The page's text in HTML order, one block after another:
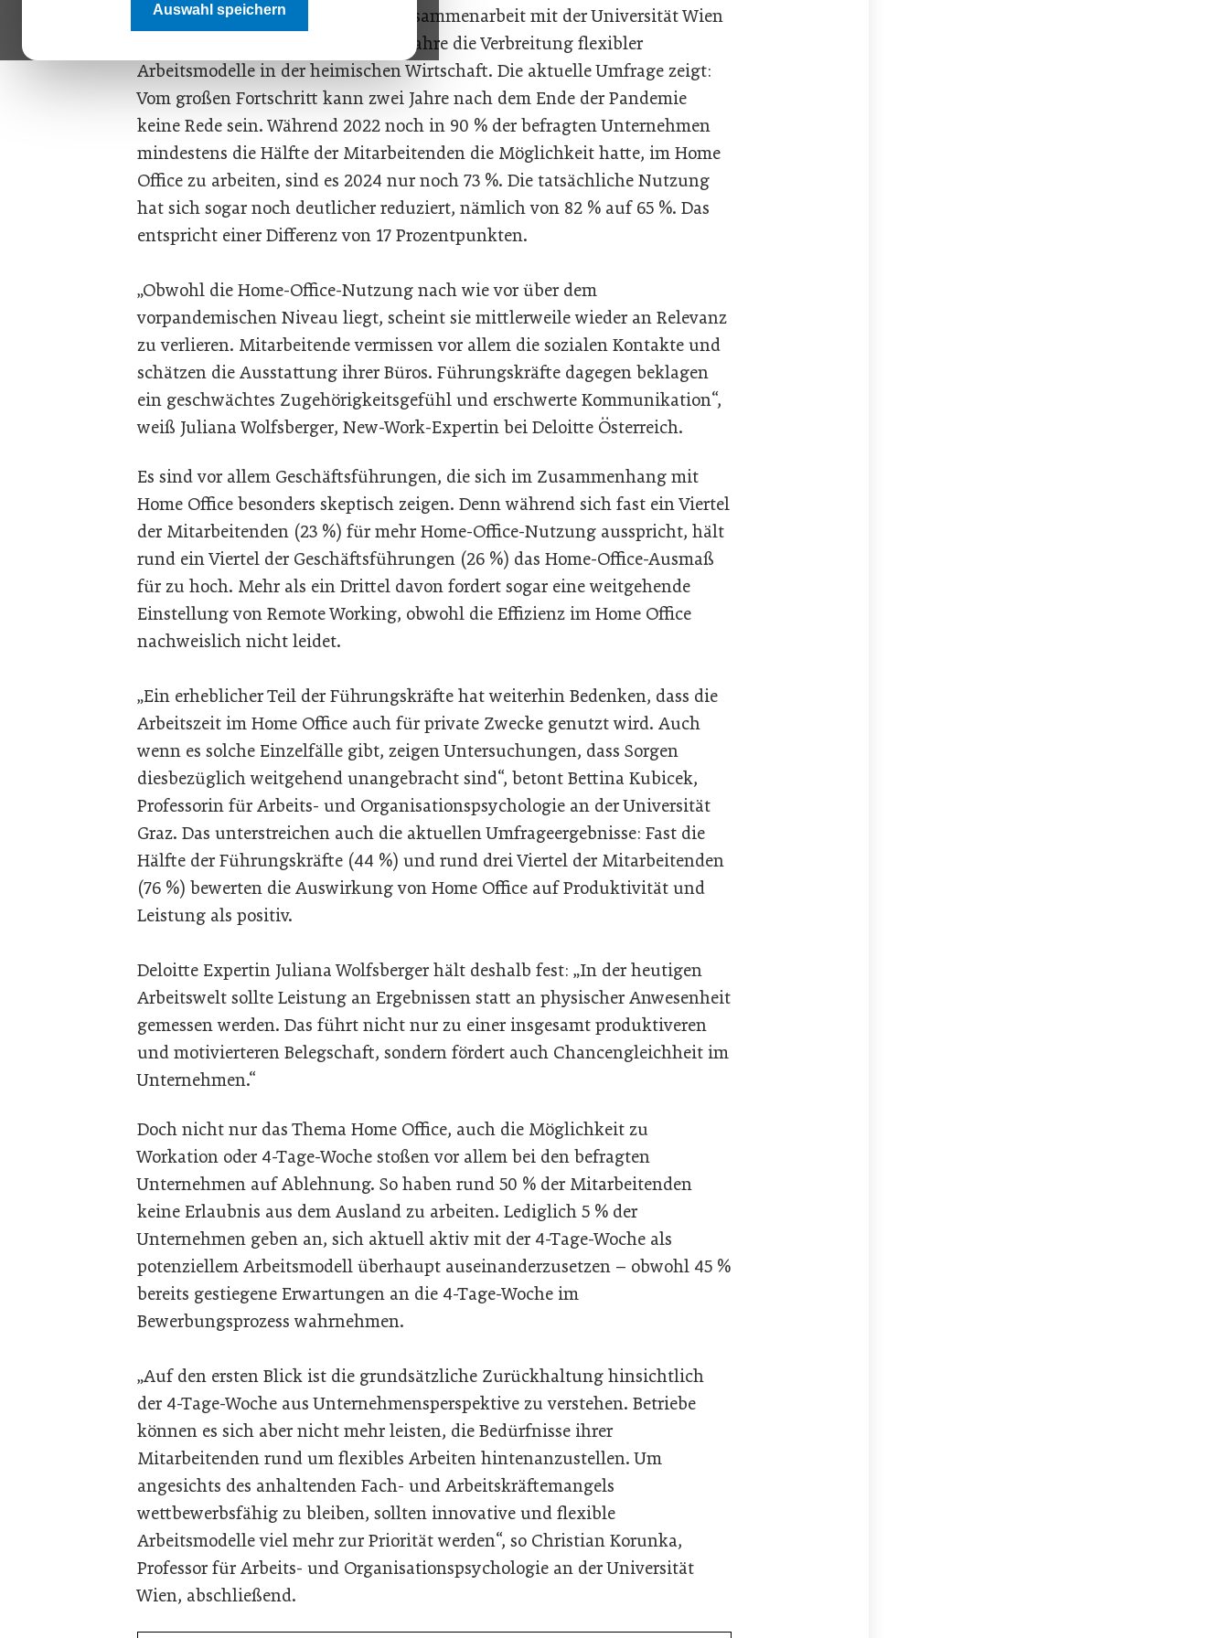
Auswahl speichern
Deloitte Österreich analysiert in Zusammenarbeit mit der Universität Wien
und der Universität Graz alle zwei Jahre die Verbreitung flexibler
Arbeitsmodelle in der heimischen Wirtschaft. Die aktuelle Umfrage zeigt:
Vom großen Fortschritt kann zwei Jahre nach dem Ende der Pandemie
keine Rede sein. Während 2022 noch in 90 % der befragten Unternehmen
mindestens die Hälfte der Mitarbeitenden die Möglichkeit hatte, im Home
Office zu arbeiten, sind es 2024 nur noch 73 %. Die tatsächliche Nutzung
hat sich sogar noch deutlicher reduziert, nämlich von 82 % auf 65 %. Das
entspricht einer Differenz von 17 Prozentpunkten.
„Obwohl die Home-Office-Nutzung nach wie vor über dem
vorpandemischen Niveau liegt, scheint sie mittlerweile wieder an Relevanz
zu verlieren. Mitarbeitende vermissen vor allem die sozialen Kontakte und
schätzen die Ausstattung ihrer Büros. Führungskräfte dagegen beklagen
ein geschwächtes Zugehörigkeitsgefühl und erschwerte Kommunikation“,
weiß Juliana Wolfsberger, New-Work-Expertin bei Deloitte Österreich.
Es sind vor allem Geschäftsführungen, die sich im Zusammenhang mit
Home Office besonders skeptisch zeigen. Denn während sich fast ein Viertel
der Mitarbeitenden (23 %) für mehr Home-Office-Nutzung ausspricht, hält
rund ein Viertel der Geschäftsführungen (26 %) das Home-Office-Ausmaß
für zu hoch. Mehr als ein Drittel davon fordert sogar eine weitgehende
Einstellung von Remote Working, obwohl die Effizienz im Home Office
nachweislich nicht leidet.
„Ein erheblicher Teil der Führungskräfte hat weiterhin Bedenken, dass die
Arbeitszeit im Home Office auch für private Zwecke genutzt wird. Auch
wenn es solche Einzelfälle gibt, zeigen Untersuchungen, dass Sorgen
diesbezüglich weitgehend unangebracht sind“, betont Bettina Kubicek,
Professorin für Arbeits- und Organisationspsychologie an der Universität
Graz. Das unterstreichen auch die aktuellen Umfrageergebnisse: Fast die
Hälfte der Führungskräfte (44 %) und rund drei Viertel der Mitarbeitenden
(76 %) bewerten die Auswirkung von Home Office auf Produktivität und
Leistung als positiv.
Deloitte Expertin Juliana Wolfsberger hält deshalb fest: „In der heutigen
Arbeitswelt sollte Leistung an Ergebnissen statt an physischer Anwesenheit
gemessen werden. Das führt nicht nur zu einer insgesamt produktiveren
und motivierteren Belegschaft, sondern fördert auch Chancengleichheit im
Unternehmen.“
Doch nicht nur das Thema Home Office, auch die Möglichkeit zu
Workation oder 4-Tage-Woche stoßen vor allem bei den befragten
Unternehmen auf Ablehnung. So haben rund 50 % der Mitarbeitenden
keine Erlaubnis aus dem Ausland zu arbeiten. Lediglich 5 % der
Unternehmen geben an, sich aktuell aktiv mit der 4-Tage-Woche als
potenziellem Arbeitsmodell überhaupt auseinanderzusetzen – obwohl 45 %
bereits gestiegene Erwartungen an die 4-Tage-Woche im
Bewerbungsprozess wahrnehmen.
„Auf den ersten Blick ist die grundsätzliche Zurückhaltung hinsichtlich
der 4-Tage-Woche aus Unternehmensperspektive zu verstehen. Betriebe
können es sich aber nicht mehr leisten, die Bedürfnisse ihrer
Mitarbeitenden rund um flexibles Arbeiten hintenanzustellen. Um
angesichts des anhaltenden Fach- und Arbeitskräftemangels
wettbewerbsfähig zu bleiben, sollten innovative und flexible
Arbeitsmodelle viel mehr zur Priorität werden“, so Christian Korunka,
Professor für Arbeits- und Organisationspsychologie an der Universität
Wien, abschließend.